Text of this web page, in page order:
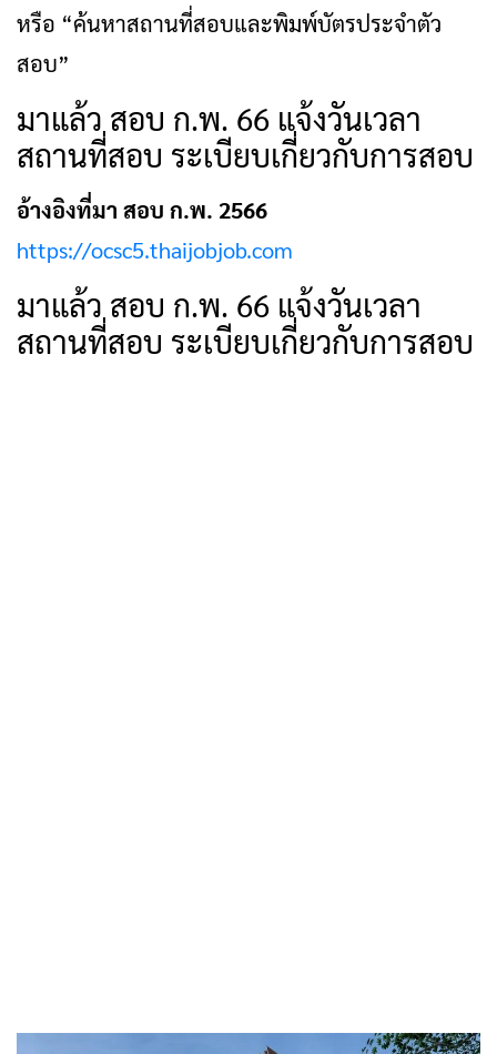
หรือ “ค้นหาสถานที่สอบและพิมพ์บัตรประจำตัว
สอบ”
มาแล้ว สอบ ก.พ. 66 แจ้งวันเวลา
สถานที่สอบ ระเบียบเกี่ยวกับการสอบ
อ้างอิงที่มา สอบ ก.พ. 2566
https://ocsc5.thaijobjob.com
มาแล้ว สอบ ก.พ. 66 แจ้งวันเวลา
สถานที่สอบ ระเบียบเกี่ยวกับการสอบ